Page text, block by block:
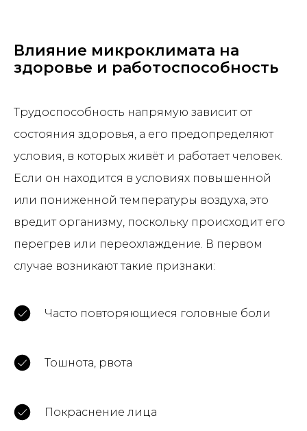
Влияние микроклимата на
здоровье и работоспособность
Трудоспособность напрямую зависит от
состояния здоровья, а его предопределяют
условия, в которых живёт и работает человек.
Если он находится в условиях повышенной
или пониженной температуры воздуха, это
вредит организму, поскольку происходит его
перегрев или переохлаждение. В первом
случае возникают такие признаки:
Часто повторяющиеся головные боли
Тошнота, рвота
Покраснение лица